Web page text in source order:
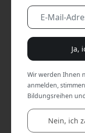
Schnelle
Sicher
Ja,
Wir werden Ihnen
anmelden,
Bildungsreihen
Nein, ich